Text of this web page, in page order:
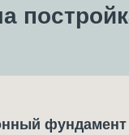
фундамент